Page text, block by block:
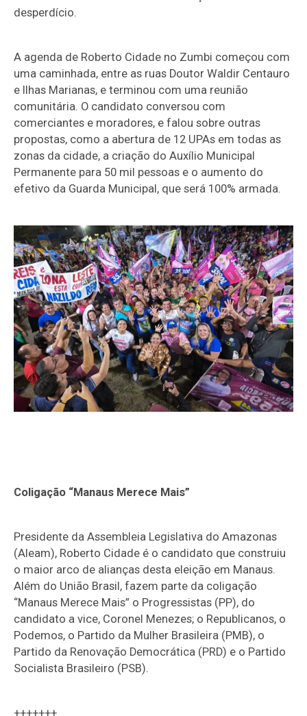
desperdício.
A agenda de Roberto Cidade no Zumbi começou com
uma caminhada, entre as ruas Doutor Waldir Centauro
e Ilhas Marianas, e terminou com uma reunião
comunitária. O candidato conversou com
comerciantes e moradores, e falou sobre outras
propostas, como a abertura de 12 UPAs em todas as
zonas da cidade, a criação do Auxílio Municipal
Permanente para 50 mil pessoas e o aumento do
efetivo da Guarda Municipal, que será 100% armada.
Coligação “Manaus Merece Mais”
Presidente da Assembleia Legislativa do Amazonas
(Aleam), Roberto Cidade é o candidato que construiu
o maior arco de alianças desta eleição em Manaus.
Além do União Brasil, fazem parte da coligação
“Manaus Merece Mais” o Progressistas (PP), do
candidato a vice, Coronel Menezes; o Republicanos, o
Podemos, o Partido da Mulher Brasileira (PMB), o
Partido da Renovação Democrática (PRD) e o Partido
Socialista Brasileiro (PSB).
+++++++